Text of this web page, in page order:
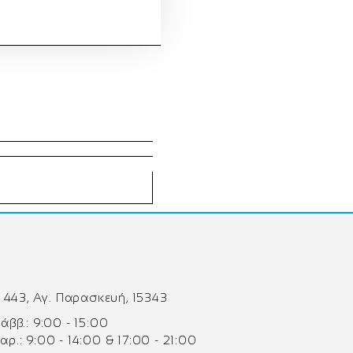
Αγ. Παρασκευή, 15343
9:00 - 15:00
9:00 - 14:00 & 17:00 - 21:00